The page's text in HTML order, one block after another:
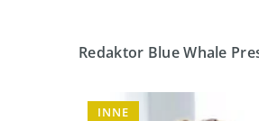
Redaktor Blue Whale
INNE